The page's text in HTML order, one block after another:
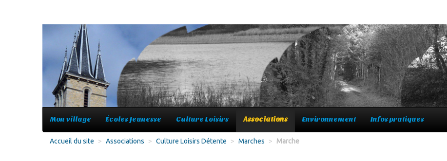
Mon village Écoles Jeunesse Culture Loisirs Associations Environnement Infos pratiques
Accueil du site > Associations > Culture Loisirs Détente > Marches > Marche